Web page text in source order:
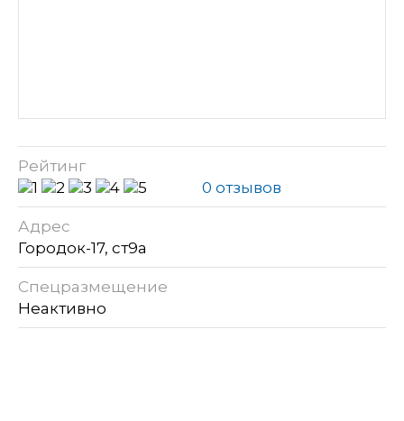
Рейтинг
0 отзывов
Адрес
Городок-17, ст9а
Спецразмещение
Неактивно